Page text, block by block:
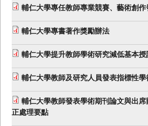
輔仁大學專任教師專業競賽、藝術創
輔仁大學專書著作獎勵辦法
輔仁大學提升教師學術研究減低基本
輔仁大學教師及研究人員發表指標性
輔仁大學教師發表學術期刊論文與出
正處理要點